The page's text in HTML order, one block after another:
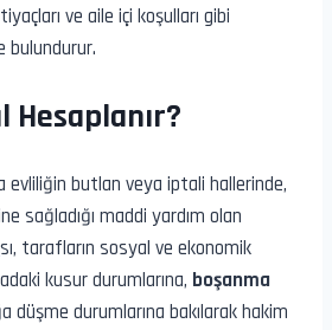
ve aile içi koşulları gibi
bulundurur.
Hesaplanır?
evliliğin butlan veya iptali hallerinde,
sağladığı maddi yardım olan
sı, tarafların sosyal ve ekonomik
kusur durumlarına, boşanma
düşme durumlarına bakılarak hakim